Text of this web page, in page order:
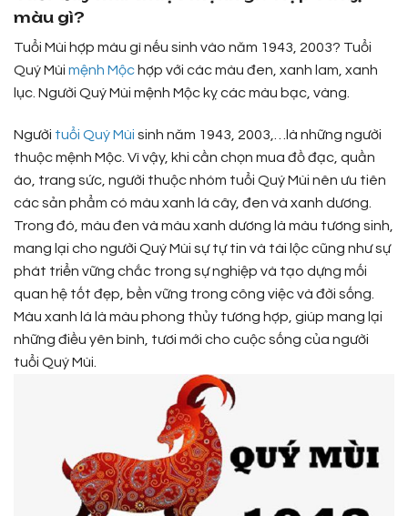
màu gì?
Tuổi Mùi hợp màu gì nếu sinh vào năm 1943, 2003? Tuổi
Quý Mùi mệnh Mộc hợp với các màu đen, xanh lam, xanh
lục. Người Quý Mùi mệnh Mộc kỵ các màu bạc, vàng.
Người tuổi Quý Mùi sinh năm 1943, 2003,…là những người
thuộc mệnh Mộc. Vì vậy, khi cần chọn mua đồ đạc, quần
áo, trang sức, người thuộc nhóm tuổi Quý Mùi nên ưu tiên
các sản phẩm có màu xanh lá cây, đen và xanh dương.
Trong đó, màu đen và màu xanh dương là màu tương sinh,
mang lại cho người Quý Mùi sự tự tin và tài lộc cũng như sự
phát triển vững chắc trong sự nghiệp và tạo dựng mối
quan hệ tốt đẹp, bền vững trong công việc và đời sống.
Màu xanh lá là màu phong thủy tương hợp, giúp mang lại
những điều yên bình, tươi mới cho cuộc sống của người
tuổi Quý Mùi.